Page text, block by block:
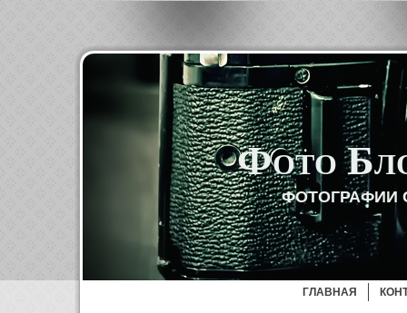
Фото
ФОТОГРАФИИ
ГЛАВНАЯ